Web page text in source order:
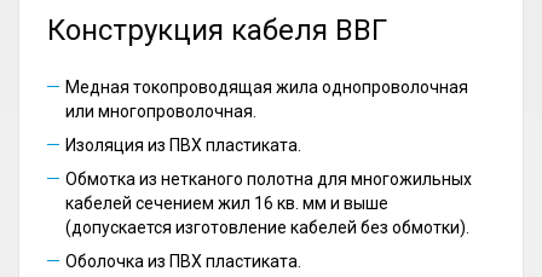
Конструкция кабеля ВВГ
Медная токопроводящая жила однопроволочная
или многопроволочная.
Изоляция из ПВХ пластиката.
Обмотка из нетканого полотна для многожильных
кабелей сечением жил 16 кв. мм и выше
(допускается изготовление кабелей без обмотки).
Оболочка из ПВХ пластиката.